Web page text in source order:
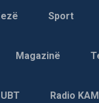
Jabllanicën e
më tej nën qiellin e
së Klinës.
Sport
Magazinë
Radio